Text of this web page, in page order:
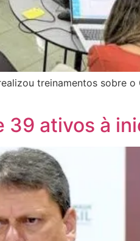
treinamentos sobre
39 ativos à